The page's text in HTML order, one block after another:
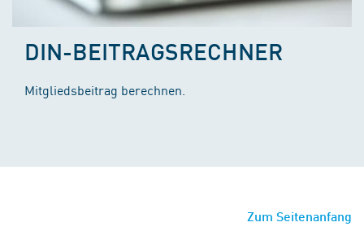
DIN-BEITRAGSRECHNER
Mitgliedsbeitrag berechnen.
Zum Seitenanfang